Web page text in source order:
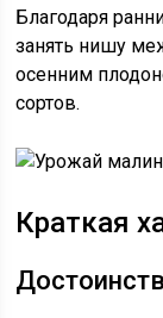
Благодаря
занять нишу
осенним
сортов.
Краткая